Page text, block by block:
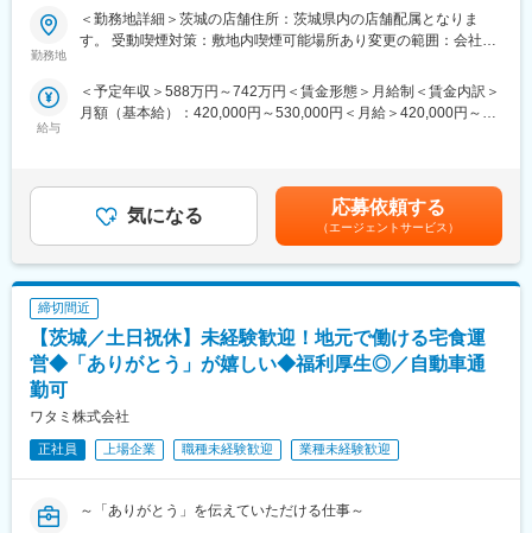
い組織作りにご自身の経験を活かしませんか？
・店舗経営で実績を残してきたノウハウを基に、充実した教育研
■キャリア
～OFCになるまで～
・トレーニングストア（直営店）で実習期間がございます。（習
熟度によって期間の差あり）
・店舗勤務中はシフト制ですが、年間休日は120日です。
※OFCになると基本土日休みです。（イベントで稀に休日出勤が発
生しますが、必ず振替休日を取得頂きます）
■働き方
・年間休日120日
・OFC着任後、基本土日休み（イベント等で出勤の場合は必ず代
・年2回、最大9連休取得可能
・安定した就業環境と制度が整った大手企業
＜地域限定職種について＞
育児・介護に従事する方は引っ越しを伴う発令のない「地域限定
職種」を申請することも可能です。
活躍中◎】
■ポジション概要：
してご入社いただき、当ブランドの店舗オペレーションを習得し
てもらいます。その後、店長育成カリキュラムをもとに、遅くと
■業務内容：
・基本的な接客・調理などの店舗オペレーションを習得
・スタッフの採用・教育・マネジメント、及び働きやすい環境の
整備
・発注や売上などの数値管理、スタッフの勤怠管理など店舗運営
・売上UPのための戦略立案・販促提案・実施
・エリア（6～8店舗）の数値管理・監督
・エリア施策の立案と、営業部（業態）販促の提案
■「ステーキのどん」「しゃぶしゃぶどん亭」「フォルクス」の魅
力：
日本で最初に導入した「サラダバーシステム」や、レストランチ
ェーン初となる「ライスおかわり自由制度」など、お客様に心か
ら喜んでいただけるようなサービスを提供し続けています。企業
勤務地
＜勤務地詳細＞茨城の店舗住所：茨城県内の店舗配属となりま
す。 受動喫煙対策：敷地内喫煙可能場所あり変更の範囲：会社の
給与
＜予定年収＞588万円～742万円＜賃金形態＞月給制＜賃金内訳＞
月額（基本給）：420,000円～530,000円＜月給＞420,000円～
ジャー）475,000円（住宅・家族手当含む）賃金はあくまでも目
安の金額であり、選考を通じて上下する可能性があります。月給
(月額)は固定手当を含めた表記です。
気になる 応募依頼する
（エージェントサービス）
締切間近
【茨城／土日祝休】未経験歓迎！地元で働ける宅食運
営◆「ありがとう」が嬉しい◆福利厚生◎／自動車通
勤可
ワタミ株式会社
正社員 上場企業 職種未経験歓迎 業種未経験歓迎
～「ありがとう」を伝えていただける仕事～